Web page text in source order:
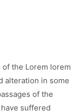
the Lorem lorem
alteration in some
of the
suffered